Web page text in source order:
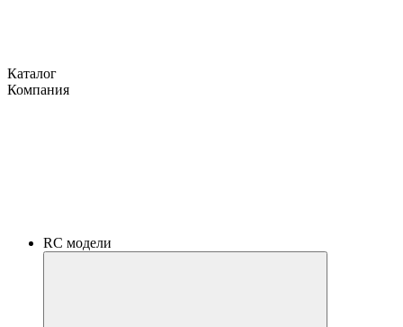
Каталог
Компания
RC модели